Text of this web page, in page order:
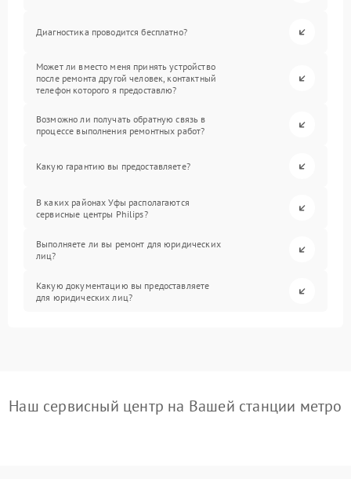
Диагностика проводится бесплатно?
Может ли вместо меня принять устройство
после ремонта другой человек, контактный
телефон которого я предоставлю?
Возможно ли получать обратную связь в
процессе выполнения ремонтных работ?
Какую гарантию вы предоставляете?
В каких районах Уфы располагаются
сервисные центры Philips?
Выполняете ли вы ремонт для юридических
лиц?
Какую документацию вы предоставляете
для юридических лиц?
Наш сервисный центр на Вашей станции метро